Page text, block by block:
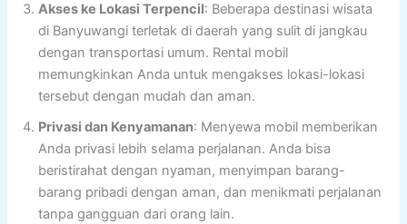
Akses ke Lokasi Terpencil: Beberapa destinasi wisata
di Banyuwangi terletak di daerah yang sulit di jangkau
dengan transportasi umum. Rental mobil
memungkinkan Anda untuk mengakses lokasi-lokasi
tersebut dengan mudah dan aman.
Privasi dan Kenyamanan: Menyewa mobil memberikan
Anda privasi lebih selama perjalanan. Anda bisa
beristirahat dengan nyaman, menyimpan barang-
barang pribadi dengan aman, dan menikmati perjalanan
tanpa gangguan dari orang lain.